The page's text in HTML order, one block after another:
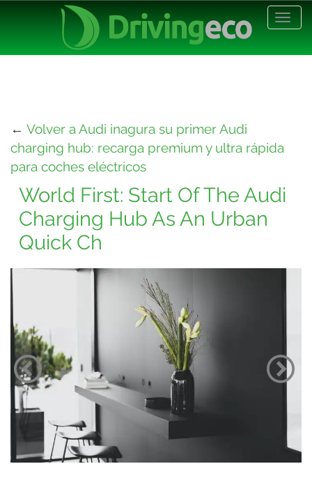
← Volver a Audi inagura su primer Audi
charging hub: recarga premium y ultra rápida
para coches eléctricos
World First: Start Of The Audi
Charging Hub As An Urban
Quick Ch